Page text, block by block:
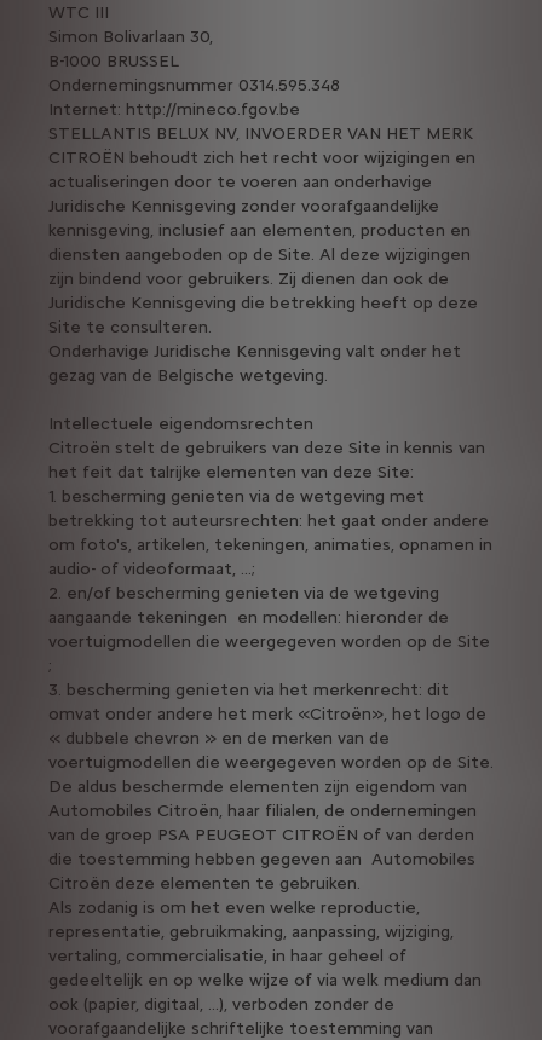
WTC III
Simon Bolivarlaan 30,
B-1000 BRUSSEL
Ondernemingsnummer 0314.595.348
Internet: http://mineco.fgov.be
STELLANTIS BELUX NV, INVOERDER VAN HET MERK
CITROËN behoudt zich het recht voor wijzigingen en
actualiseringen door te voeren aan onderhavige
Juridische Kennisgeving zonder voorafgaandelijke
kennisgeving, inclusief aan elementen, producten en
diensten aangeboden op de Site. Al deze wijzigingen
zijn bindend voor gebruikers. Zij dienen dan ook de
Juridische Kennisgeving die betrekking heeft op deze
Site te consulteren.
Onderhavige Juridische Kennisgeving valt onder het
gezag van de Belgische wetgeving.
Intellectuele eigendomsrechten
Citroën stelt de gebruikers van deze Site in kennis van
het feit dat talrijke elementen van deze Site:
1. bescherming genieten via de wetgeving met
betrekking tot auteursrechten: het gaat onder andere
om foto's, artikelen, tekeningen, animaties, opnamen in
audio- of videoformaat, ...;
2. en/of bescherming genieten via de wetgeving
aangaande tekeningen en modellen: hieronder de
voertuigmodellen die weergegeven worden op de Site
;
3. bescherming genieten via het merkenrecht: dit
omvat onder andere het merk «Citroën», het logo de
« dubbele chevron » en de merken van de
voertuigmodellen die weergegeven worden op de Site.
De aldus beschermde elementen zijn eigendom van
Automobiles Citroën, haar filialen, de ondernemingen
van de groep PSA PEUGEOT CITROËN of van derden
die toestemming hebben gegeven aan Automobiles
Citroën deze elementen te gebruiken.
Als zodanig is om het even welke reproductie,
representatie, gebruikmaking, aanpassing, wijziging,
vertaling, commercialisatie, in haar geheel of
gedeeltelijk en op welke wijze of via welk medium dan
ook (papier, digitaal, ...), verboden zonder de
voorafgaandelijke schriftelijke toestemming van